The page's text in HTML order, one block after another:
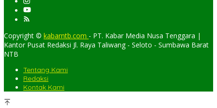
Copyright © kabarntb.com - PT. Kabar Media Nusa Tenggara |
Kantor Pusat Redaksi Jl. Raya Taliwang - Seloto - Sumbawa Barat
NTB
Tentang Kami
Redaksi
Kontak Kami